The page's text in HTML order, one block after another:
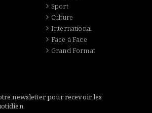
Sport
Culture
International
Face à Face
Grand Format
newsletter pour recevoir les